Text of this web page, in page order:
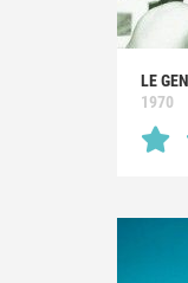
LE
1970